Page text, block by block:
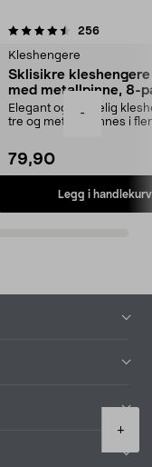
-
+
256
Kleshengere
Sklisikre
med metallpinne, 8-
Elegant og skikkelig
tre og metall – finnes i
79,90
Legg i handlekurv
4.5av 5 stjerner